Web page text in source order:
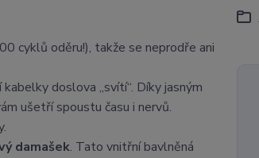
cyklů oděru!), takže se neprodře ani
doslova „svítí“. Díky jasným
ušetří spoustu času i nervů.
damašek. Tato vnitřní bavlněná